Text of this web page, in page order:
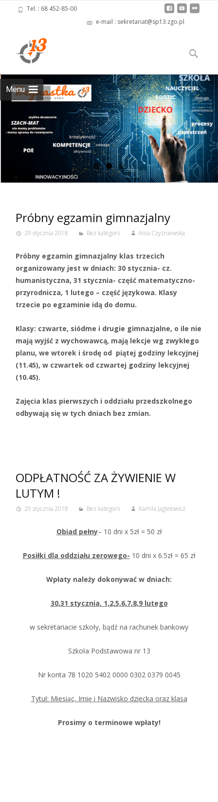
Tel. : 68 452-85-00
e-mail : sekretariat@sp13.zgo.pl
Menu
to
content
Szukaj:
.
Read more
Próbny egzamin gimnazjalny
29 stycznia 2018 Bez kategorii Ania.Czyzniewska
Próbny egzamin gimnazjalny klas trzecich
organizowany jest w dniach: 30 stycznia- cz.
humanistyczna, 31 stycznia- część matematyczno-
przyrodnicza, 1 lutego – część językowa. Klasy
trzecie po egzaminie idą do domu.
Klasy: czwarte, siódme i drugie gimnazjalne, o ile nie
mają wyjść z wychowawcą, mają lekcje wg zwykłego
planu, we wtorek i środę od piątej godziny lekcyjnej
(11.45), w czwartek od czwartej godziny lekcyjnej
(10.45).
Zajęcia klas pierwszych i oddziału przedszkolnego
odbywają się w tych dniach bez zmian.
ODPŁATNOŚĆ ZA ŻYWIENIE W
LUTYM !
29 stycznia 2018 Bez kategorii Kamila Jagiełowicz
Obiad pełny– 10 dni x 5zł = 50 zł
Posiłki dla oddziału zerowego- 10 dni x 6.5zł = 65 zł
Wpłaty należy dokonywać w dniach:
30,31 stycznia, 1,2,5,6,7,8,9 lutego
w sekretariacie szkoły, bądź na rachunek bankowy
Szkoła Podstawowa nr 13
Nr konta 78 1020 5402 0000 0302 0379 0045
Tytuł: Miesiąc, Imię i Nazwisko dziecka oraz klasa
Prosimy o terminowe wpłaty!